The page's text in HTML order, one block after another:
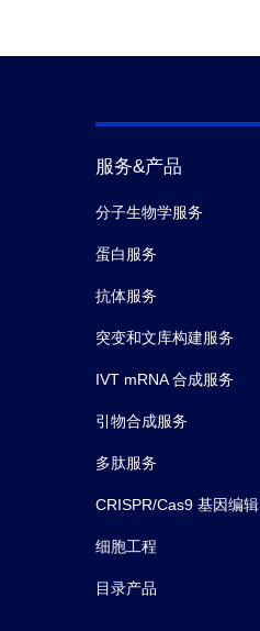
服务&产品
分子生物学服务
蛋白服务
抗体服务
突变和文库构建服务
IVT mRNA 合成服务
引物合成服务
多肽服务
CRISPR/Cas9 基因编辑
细胞工程
目录产品